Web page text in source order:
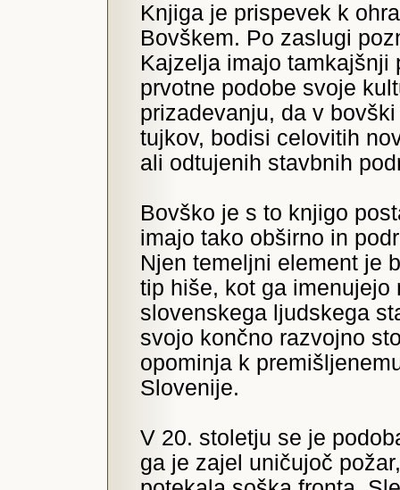
Knjiga je prispevek k
Bovškem. Po zaslugi
Kajzelja imajo tamkajšnji
prvotne podobe svoje
prizadevanju, da v
tujkov, bodisi celovitih
ali odtujenih stavbnih
Bovško je s to knjigo
imajo tako obširno in
Njen temeljni element je
tip hiše, kot ga
slovenskega ljudskega
svojo končno razvojno
opominja k
Slovenije.
V 20. stoletju se je
ga je zajel uničujoč